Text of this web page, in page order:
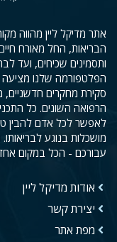
אתר מדיקל ליין מהווה
הבריאות, החל מאורח
ותסמינים שכיחים, ועד
הפלטפורמה שלנו מציעה
סקירת מחקרים חדשניים,
הרפואה השונים. כל
לאפשר לכל אדם להבין
מושכלות בנוגע
עבורכם - הכל במקום אחד,
אודות מדיקל ליין
יצירת קשר
מפת אתר